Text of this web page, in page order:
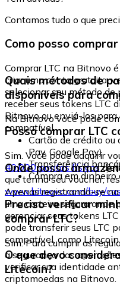
Contamos tudo o que
Como posso
Comprar LTC na Bitnovo
criar uma conta gratuita,
selecionar seu método
receber seus tokens LTC
Bitnovo ou enviá-los
compatível.
Quais métodos de
disponíveis para
Na Bitnovo você pode
Cartão de crédito ou
Pay, Google Pay)
Transferência
Compra em
Posso comprar LTC
Sim. Você pode adquirir
40.000 pontos físicos
que tenha seu voucher,
www.bitnovo.com/buy/
Onde posso
Apenas registrando-se
uma carteira segura onde
gerenciar seus tokens
pode transferir seus LTC
compatível, como Litecoin
Preciso verificar
comprar LTC?
Sim. Para cumprir as
a segurança das
verificar sua identidade
criptomoedas na Bitnovo.
O que devo
Litecoin?